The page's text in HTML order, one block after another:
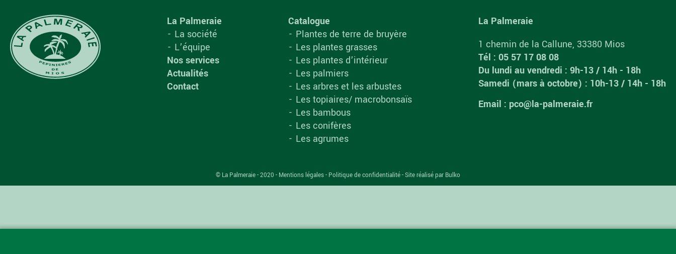
La Palmeraie
La société
L’équipe
Nos services
Actualités
Contact
Catalogue
Plantes de terre de bruyère
Les plantes grasses
Les plantes d’intérieur
Les palmiers
Les arbres et les arbustes
Les topiaires/ macrobonsaïs
Les bambous
Les conifères
Les agrumes
La Palmeraie
1 chemin de la Callune, 33380 Mios
Tél : 05 57 17 08 08
Du lundi au vendredi : 9h-13 / 14h - 18h
Samedi (mars à octobre) : 10h-13 / 14h - 18h
Email : pco@la-palmeraie.fr
© La Palmeraie - 2020 - Mentions légales- Politique de confidentialité-Site réalisé par Bulko